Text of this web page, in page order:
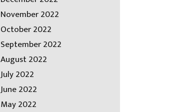
November 2022
October 2022
September 2022
August 2022
July 2022
June 2022
May 2022